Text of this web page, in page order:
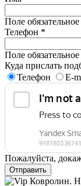
Поле
Телефон *
Поле
Куда прислать
Телефон
E-
Пожалуйста,
Отправить